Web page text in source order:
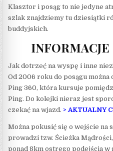
Klasztor i posąg to nie jedyne
szlak znajdziemy tu dziesiątki
buddyjskich.
Jak dotrzeć na wyspę i inne
Od 2006 roku do posągu
Ping 360, która kursuje
Ping. Do kolejki nieraz jest
czekać na wjazd. > AKTUALNY
Można pokusić się o wejście na
prowadzi tzw. Ścieżka
ponad 8km ostrego podejścia w